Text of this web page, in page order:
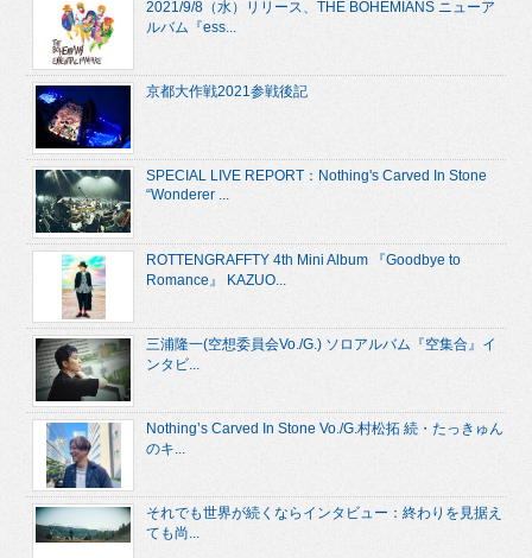
2021/9/8（水）リリース、THE BOHEMIANS ニューア
ルバム『ess...
京都大作戦2021参戦後記
SPECIAL LIVE REPORT：Nothing's Carved In Stone
“Wonderer ...
ROTTENGRAFFTY 4th Mini Album 『Goodbye to
Romance』 KAZUO...
三浦隆一(空想委員会Vo./G.) ソロアルバム『空集合』イ
ンタビ...
Nothing’s Carved In Stone Vo./G.村松拓 続・たっきゅん
のキ...
それでも世界が続くならインタビュー：終わりを見据え
ても尚...